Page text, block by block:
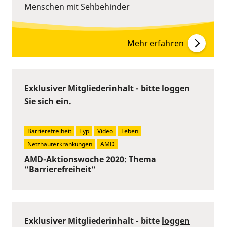
Menschen mit Sehbehinder
Mehr erfahren
AMD-Aktionswoche 2020: Thema
"Barrierefreiheit"
Exklusiver Mitgliederinhalt - bitte loggen
Sie sich ein.
Barrierefreiheit Typ Video
Leben
Netzhauterkrankungen
AMD
Exklusiver Mitgliederinhalt - bitte loggen